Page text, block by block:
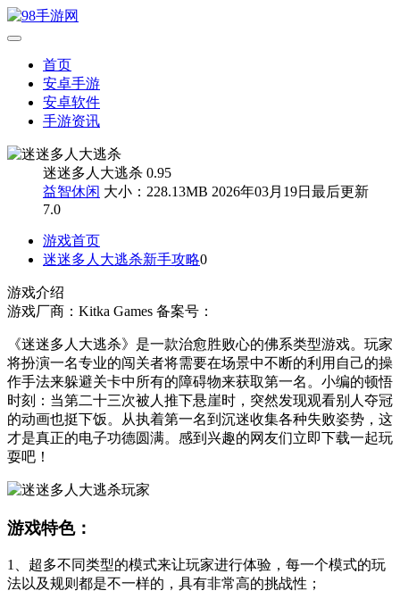
首页
安卓手游
安卓软件
手游资讯
迷迷多人大逃杀 0.95
益智休闲 大小：228.13MB 2026年03月19日最后更新
7.0
游戏首页
迷迷多人大逃杀新手攻略0
游戏介绍
游戏厂商：Kitka Games 备案号：
《迷迷多人大逃杀》是一款治愈胜败心的佛系类型游戏。玩家
将扮演一名专业的闯关者将需要在场景中不断的利用自己的操
作手法来躲避关卡中所有的障碍物来获取第一名。小编的顿悟
时刻：当第二十三次被人推下悬崖时，突然发现观看别人夺冠
的动画也挺下饭。从执着第一名到沉迷收集各种失败姿势，这
才是真正的电子功德圆满。感到兴趣的网友们立即下载一起玩
耍吧！
游戏特色：
1、超多不同类型的模式来让玩家进行体验，每一个模式的玩
法以及规则都是不一样的，具有非常高的挑战性；